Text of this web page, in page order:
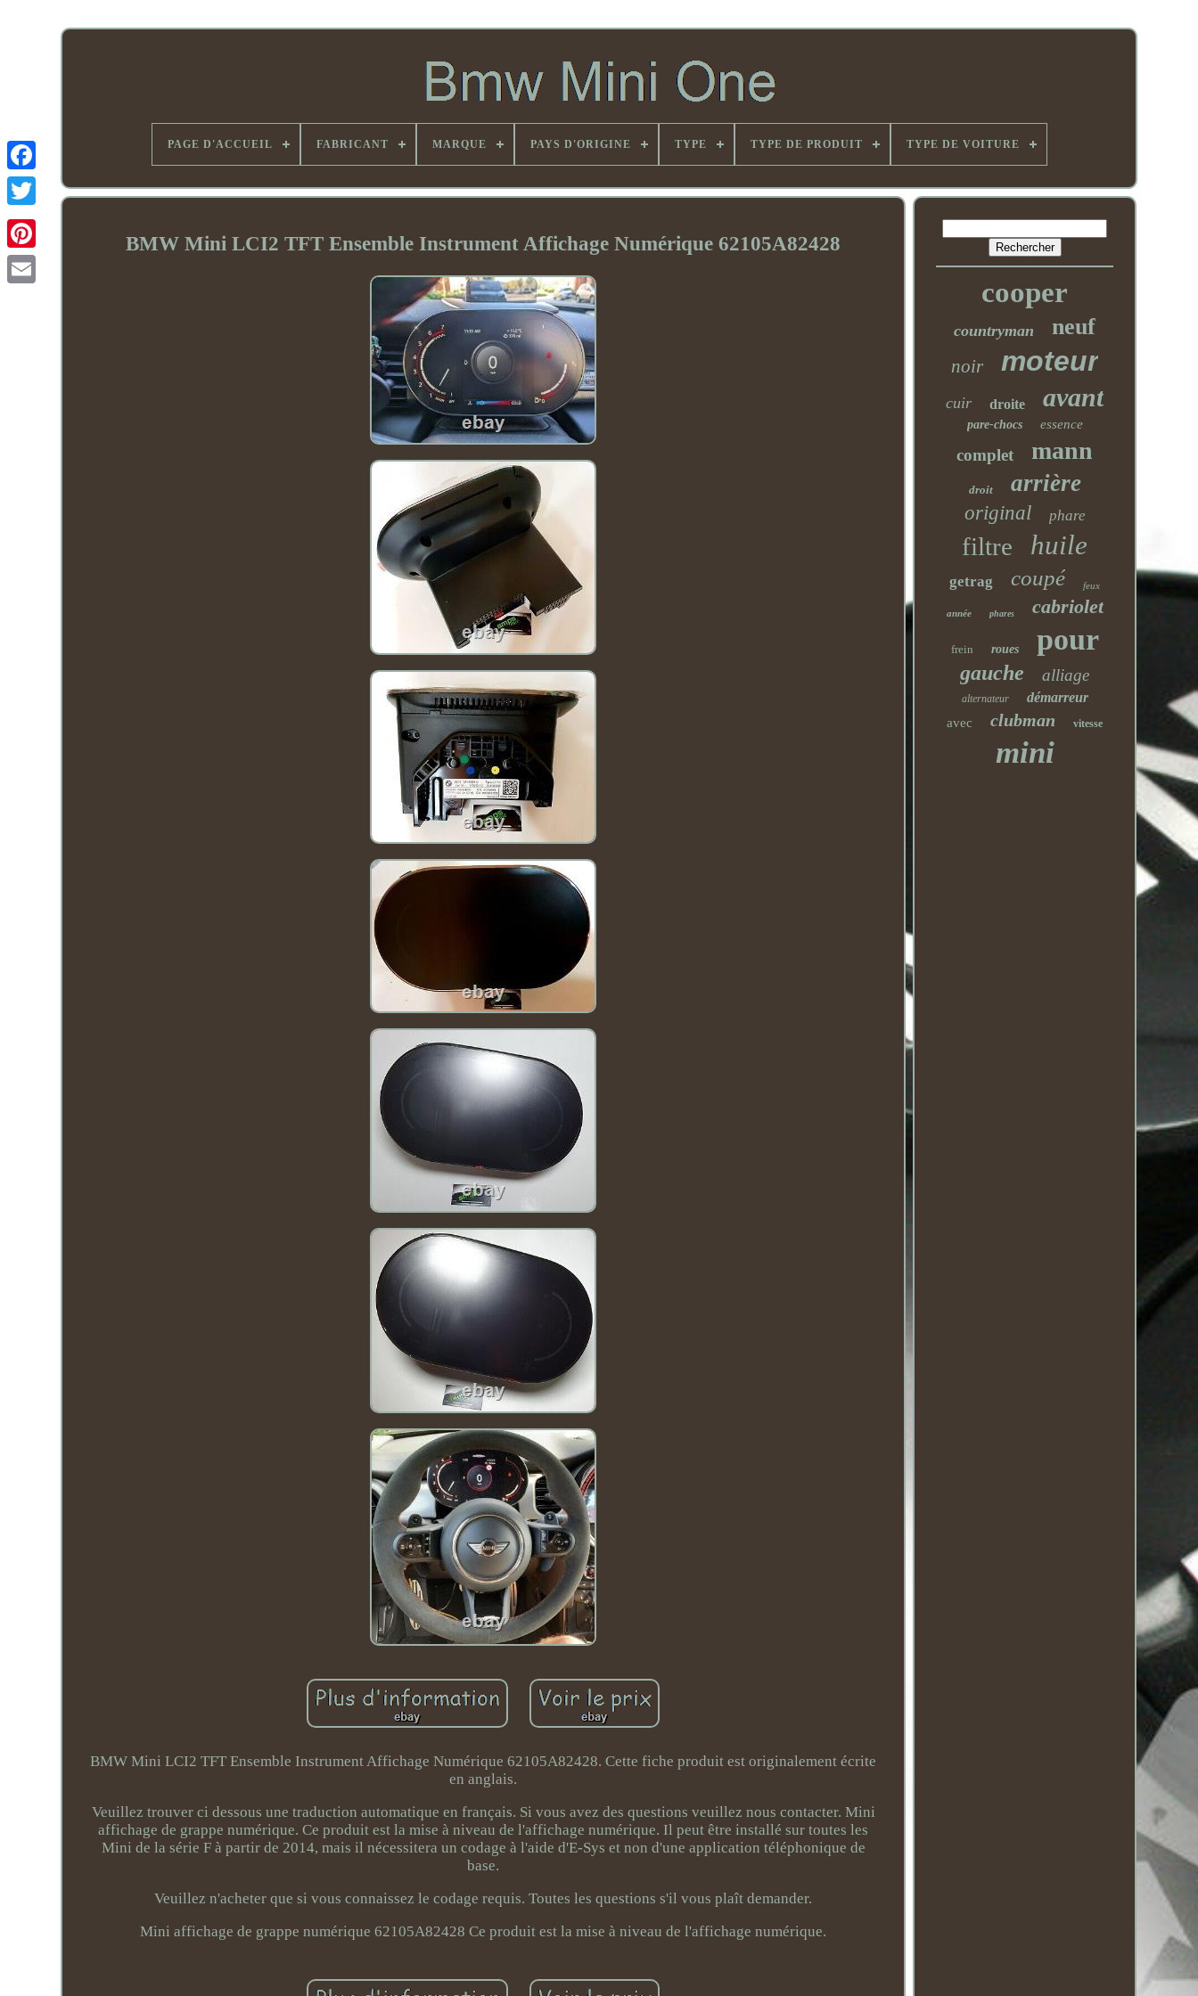
PAGE D'ACCUEIL FABRICANT MARQUE PAYS D'ORIGINE TYPE TYPE DE PRODUIT TYPE DE VOITURE
BMW Mini LCI2 TFT Ensemble Instrument Affichage Numérique 62105A82428
BMW Mini LCI2 TFT Ensemble Instrument Affichage Numérique 62105A82428. Cette fiche produit est originalement écrite
en anglais.
Veuillez trouver ci dessous une traduction automatique en français. Si vous avez des questions veuillez nous contacter. Mini
affichage de grappe numérique. Ce produit est la mise à niveau de l'affichage numérique. Il peut être installé sur toutes les
Mini de la série F à partir de 2014, mais il nécessitera un codage à l'aide d'E-Sys et non d'une application téléphonique de
base.
Veuillez n'acheter que si vous connaissez le codage requis. Toutes les questions s'il vous plaît demander.
Mini affichage de grappe numérique 62105A82428 Ce produit est la mise à niveau de l'affichage numérique.
cooper
countryman neuf
noir moteur
cuir droite avant
pare-chocs essence
complet mann
droit arrière
original phare
filtre huile
getrag coupé feux
année phares cabriolet
frein roues pour
gauche alliage
alternateur démarreur
avec clubman vitesse
mini